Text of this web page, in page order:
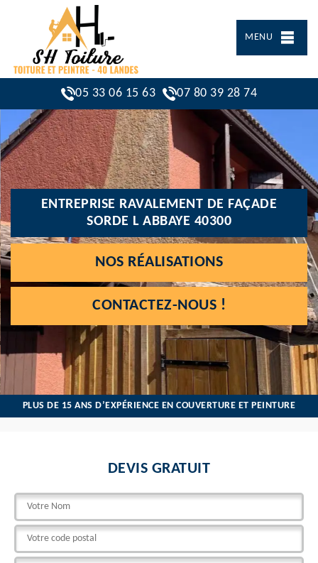
MENU
05 33 06 15 63 07 80 39 28 74
ENTREPRISE RAVALEMENT DE FAÇADE
SORDE L ABBAYE 40300
NOS RÉALISATIONS
CONTACTEZ-NOUS !
PLUS DE 15 ANS D’EXPÉRIENCE EN COUVERTURE ET PEINTURE
DEVIS GRATUIT